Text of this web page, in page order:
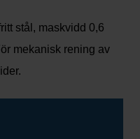
stål, maskvidd 0,6
mekanisk rening av